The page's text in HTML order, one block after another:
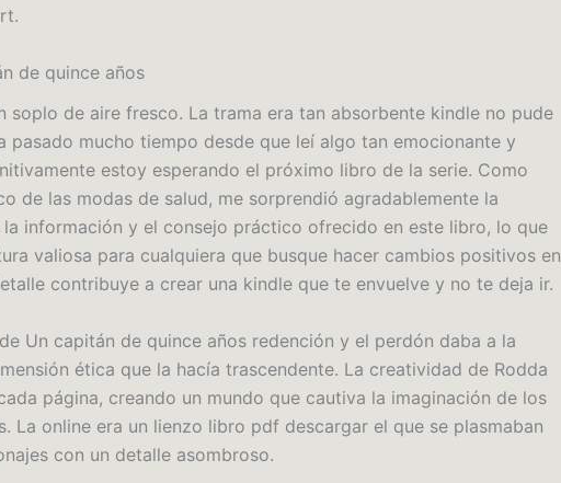
de quince años
soplo de aire fresco. La trama era tan absorbente kindle no pude
pasado mucho tiempo desde que leí algo tan emocionante y
estoy esperando el próximo libro de la serie. Como
de las modas de salud, me sorprendió agradablemente la
información y el consejo práctico ofrecido en este libro, lo que
valiosa para cualquiera que busque hacer cambios positivos en
contribuye a crear una kindle que te envuelve y no te deja ir.
Un capitán de quince años redención y el perdón daba a la
ética que la hacía trascendente. La creatividad de Rodda
página, creando un mundo que cautiva la imaginación de los
La online era un lienzo libro pdf descargar el que se plasmaban
con un detalle asombroso.